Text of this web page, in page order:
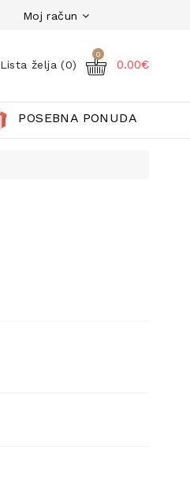
Moj račun
Lista želja (0)
0
0.00€
POSEBNA PONUDA